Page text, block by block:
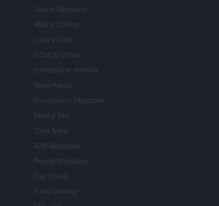
Nonne Magazine
Milano Cortina
Luxury Club
Il Calcio Online
Professione mamma
World Music
Investimenti Magazine
Money 365
Zona Nerd
B2B Magazine
People Magazine
Day Travel
Tutto Gaming